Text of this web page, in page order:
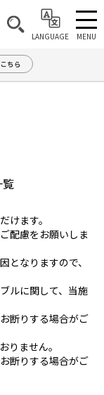
LANGUAGE MENU
ちら
けます。
配慮をお願いしま
となりますので、
ルに関して、当施
断りする場合がご
りません。
断りする場合がご